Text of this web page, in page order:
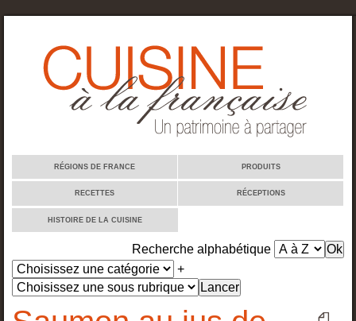
RÉGIONS DE FRANCE PRODUITS
RECETTES RÉCEPTIONS
HISTOIRE DE LA CUISINE
Recherche alphabétique
+